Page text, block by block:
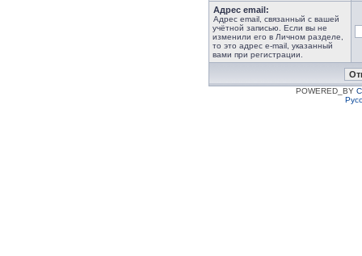
Адрес email:
Адрес email, связанный с вашей
учётной записью. Если вы не
изменили его в Личном разделе,
то это адрес e-mail, указанный
вами при регистрации.
POWERED_BY